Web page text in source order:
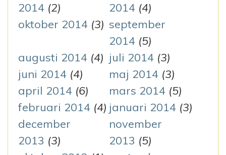
2014 (2)
2014 (4)
oktober 2014 (3) september
2014 (5)
augusti 2014 (4) juli 2014 (3)
juni 2014 (4) maj 2014 (3)
april 2014 (6) mars 2014 (5)
februari 2014 (4) januari 2014 (3)
december
2013 (3)
november
2013 (5)